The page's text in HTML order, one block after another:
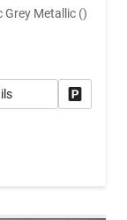
Grey Metallic ()